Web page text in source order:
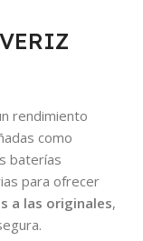
rendimiento
como
baterías
para ofrecer
a las originales,